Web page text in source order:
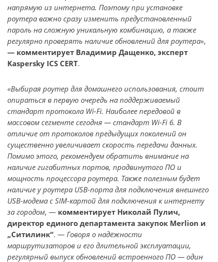
напрямую из интернета. Поэтому при установке
роутера важно сразу изменить предустановленный
пароль на сложную уникальную комбинацию, а также
регулярно проверять наличие обновлений для роутера»,
— комментирует Владимир Дащенко, эксперт
Kaspersky ICS CERT.
«Выбирая роутер для домашнего использования, стоит
опираться в первую очередь на поддерживаемый
стандарт протокола Wi-Fi. Наиболее передовой в
массовом сегменте сегодня — стандарт Wi-Fi 6. В
отличие от протоколов предыдущих поколений он
существенно увеличивает скорость передачи данных.
Помимо этого, рекомендуем обратить внимание на
наличие гигабитных портов, продвинутого ПО и
мощность процессора роутера. Также полезным будет
наличие у роутера USB-порта для подключения внешнего
USB-модема с SIM-картой для подключения к интернету
за городом, — комментирует Николай Пулич,
директор единого департамента закупок Merlion и
„Ситилинк“. — Говоря о надёжности
маршрутизаторов и его длительной эксплуатации,
регулярный выпуск обновлений встроенного ПО — один